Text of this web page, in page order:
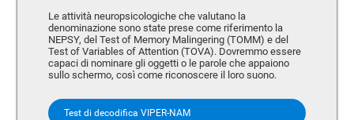
Le attività neuropsicologiche che valutano la
denominazione sono state prese come riferimento la
NEPSY, del Test of Memory Malingering (TOMM) e del
Test of Variables of Attention (TOVA). Dovremmo essere
capaci di nominare gli oggetti o le parole che appaiono
sullo schermo, così come riconoscere il loro suono.
Test di decodifica VIPER-NAM